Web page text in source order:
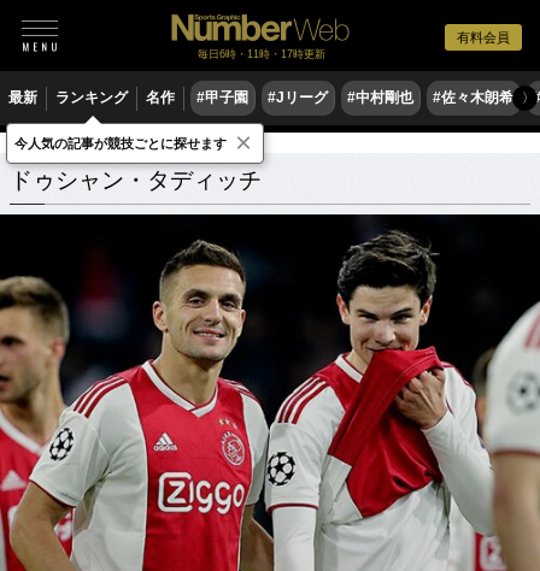
有料会員
毎日6時・11時・17時更新
最新 ランキング 名作 #甲子園 #Jリーグ #中村剛也 #佐々木朗希 〉
ドゥシャン・タディッチ 関連記事
ドゥシャン・タディッチ
今人気の記事が競技ごとに探せます ×